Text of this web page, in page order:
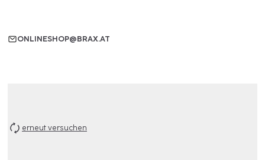
ONLINESHOP@BRAX.AT
erneut versuchen